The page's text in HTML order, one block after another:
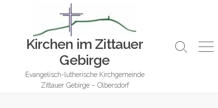
Kirchen im Zittauer
Gebirge
Evangelisch-lutherische Kirchgemeinde
Zittauer Gebirge – Olbersdorf
Search